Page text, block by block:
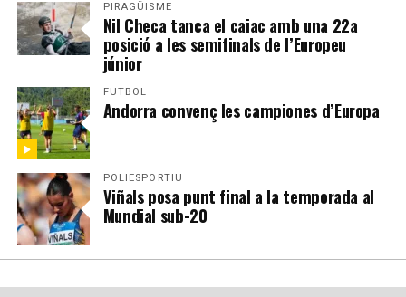
PIRAGÜISME
Nil Checa tanca el caiac amb una 22a
posició a les semifinals de l’Europeu
júnior
FUTBOL
Andorra convenç les campiones d’Europa
POLIESPORTIU
Viñals posa punt final a la temporada al
Mundial sub-20